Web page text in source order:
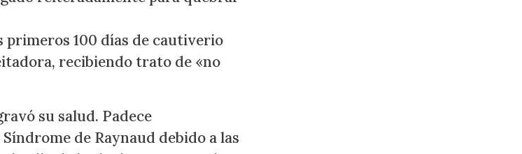
primeros 100 días de cautiverio
recibiendo trato de «no
su salud. Padece
de Raynaud debido a las